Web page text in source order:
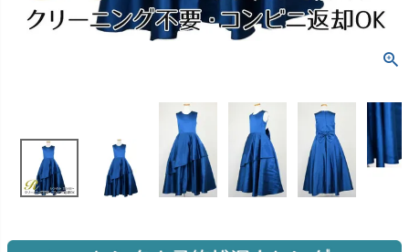
ジュエリー 音楽雑貨
08 送料・お支払い
送料・決済方法
Photography
Angel's Photo Studio